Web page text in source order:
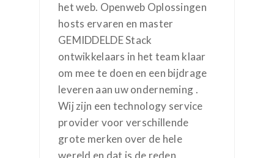
het web. Openweb Oplossingen
hosts ervaren en master
GEMIDDELDE Stack
ontwikkelaars in het team klaar
om mee te doen en een bijdrage
leveren aan uw onderneming .
Wij zijn een technology service
provider voor verschillende
grote merken over de hele
wereld en dat is de reden